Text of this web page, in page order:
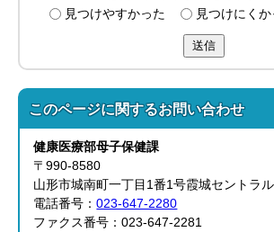
見つけやすかった
見つけにくか
送信
このページに関するお問い合わせ
健康医療部母子保健課
〒990-8580
山形市城南町一丁目1番1号霞城セントラ
電話番号：023-647-2280
ファクス番号：023-647-2281